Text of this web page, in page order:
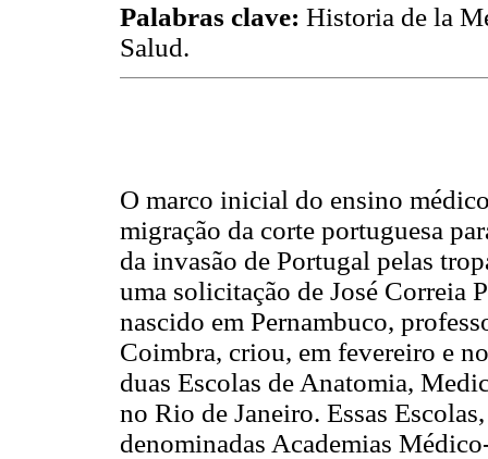
Palabras clave: Historia de la
Salud.
O marco inicial do ensino
migração da corte portuguesa
da invasão de Portugal pelas
uma solicitação de José Correia
nascido em Pernambuco,
Coimbra, criou, em fevereiro e
duas Escolas de Anatomia,
no Rio de Janeiro. Essas
denominadas Academias